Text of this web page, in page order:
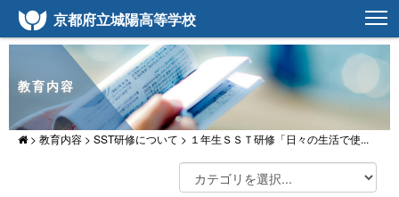
教育内容
> 教育内容 > SST研修について > １年生ＳＳＴ研修「日々の生活で使...
京都府立城陽高等学校